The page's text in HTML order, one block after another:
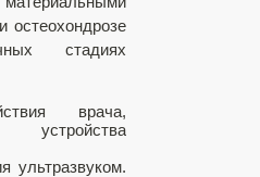
остеохондрозе
стадиях
врача,
ультразвуком.